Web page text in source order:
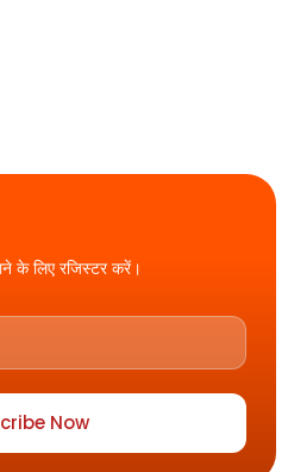
के लिए रजिस्टर करें।
Now